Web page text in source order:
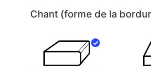
Chant (forme de la